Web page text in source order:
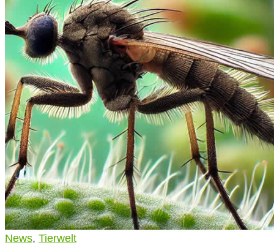
News, Tierwelt